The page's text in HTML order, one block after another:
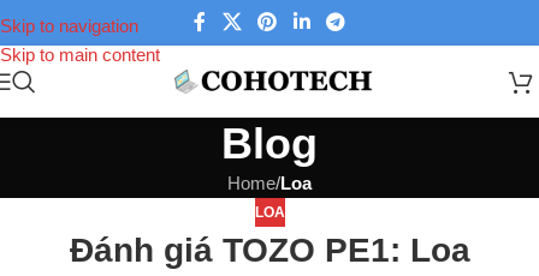
Skip to navigation
Skip to main content
Blog
Home/Loa
LOA
Đánh giá TOZO PE1: Loa